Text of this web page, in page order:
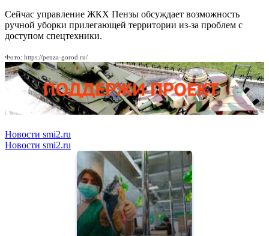
Сейчас управление ЖКХ Пензы обсуждает возможность
ручной уборки прилегающей территории из-за проблем с
доступом спецтехники.
Фото: https://penza-gorod.ru/
Новости smi2.ru
Новости smi2.ru